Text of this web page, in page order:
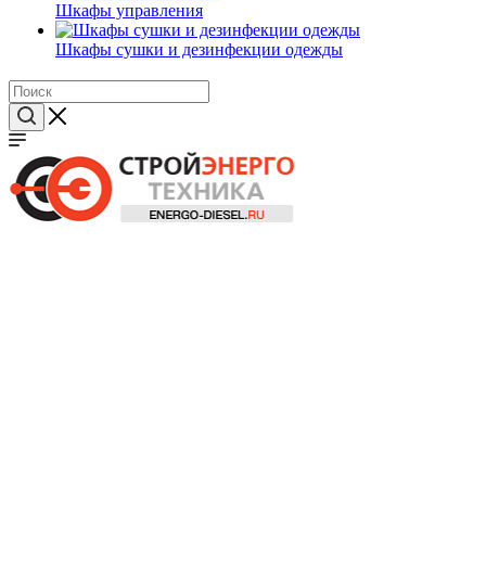
Шкафы управления
Шкафы сушки и дезинфекции одежды